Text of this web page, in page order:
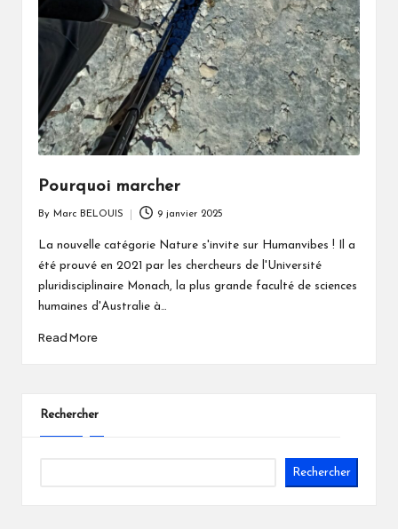
Pourquoi marcher
by
By Marc BELOUIS 9 janvier 2025
La nouvelle catégorie Nature s'invite sur Humanvibes ! Il a
été prouvé en 2021 par les chercheurs de l'Université
pluridisciplinaire Monach, la plus grande faculté de sciences
humaines d'Australie à…
Read More
Rechercher
Rechercher